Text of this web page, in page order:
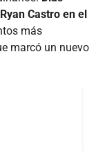
Castro en el
más
marcó un nuevo